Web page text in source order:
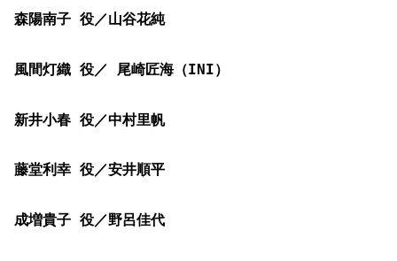
森陽南子 役／山谷花純
風間灯織 役／ 尾崎匠海（INI）
新井小春 役／中村里帆
藤堂利幸 役／安井順平
成増貴子 役／野呂佳代